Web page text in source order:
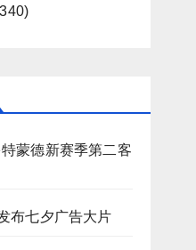
蒙德新赛季第二客
布七夕广告大片